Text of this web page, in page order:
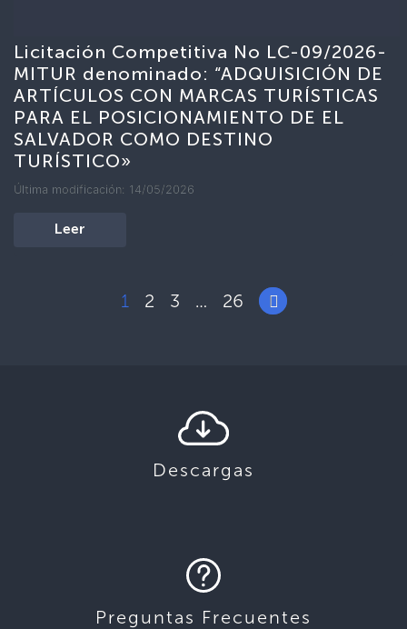
Licitación Competitiva No LC-09/2026-
MITUR denominado: “ADQUISICIÓN DE
ARTÍCULOS CON MARCAS TURÍSTICAS
PARA EL POSICIONAMIENTO DE EL
SALVADOR COMO DESTINO
TURÍSTICO»
Última modificación: 14/05/2026
Leer
1 2 3 … 26
Descargas
Preguntas Frecuentes